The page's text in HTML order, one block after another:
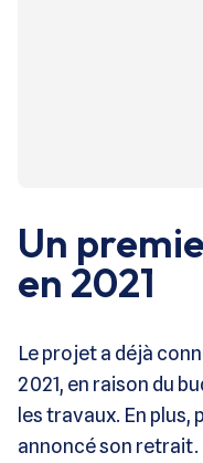
Un
en 2021
Le projet a déjà
2021, en raison du
les travaux. En plus,
annoncé son